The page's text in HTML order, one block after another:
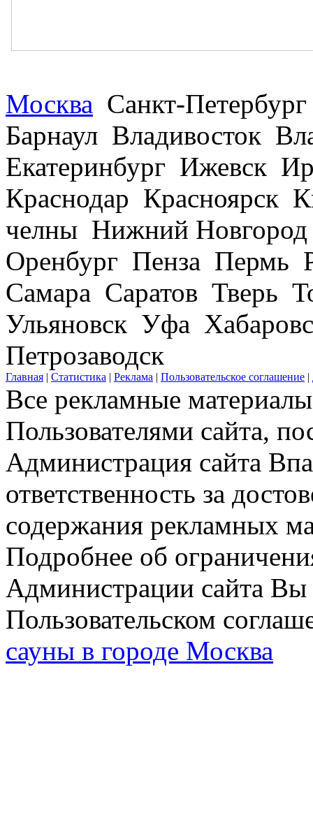
Москва Санкт-
Барнаул Владивосток
Екатеринбург Ижевск
Краснодар Красноярск
челны Нижний
Оренбург Пенза Пермь
Самара Саратов Тверь
Ульяновск Уфа
Петрозаводск
Главная | Статистика | Реклама | Пользовательское соглашение |
Все рекламные
Пользователями сайта,
Администрация сайта
ответственность за
содержания рекламных
Подробнее об
Администрации сайта Вы
Пользовательском
сауны в городе Москва